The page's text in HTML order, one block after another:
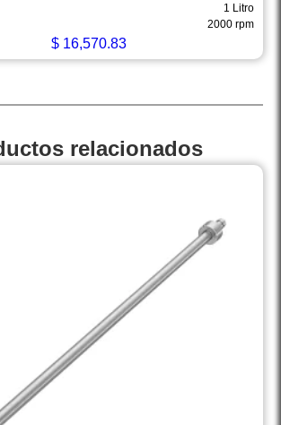
1 Litro
2000 rpm
$ 16,570.83
relacionados